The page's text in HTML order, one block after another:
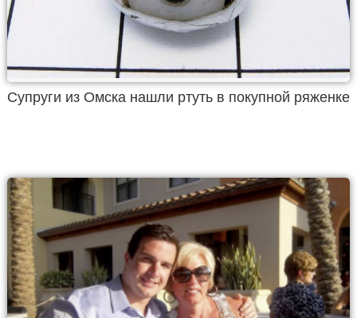
Супруги из Омска нашли ртуть в покупной ряженке